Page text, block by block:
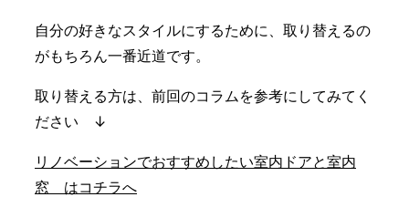
自分の好きなスタイルにするために、取り替えるの
がもちろん一番近道です。
取り替える方は、前回のコラムを参考にしてみてく
ださい ↓
リノベーションでおすすめしたい室内ドアと室内
窓 はコチラへ